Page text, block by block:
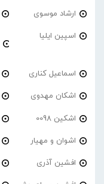
ارشاد موسوی
اسپین ایلیا
اسماعیل کناری
اشکان مهدوی
اشکین 0098
اشوان و مهیار
افشین آذری